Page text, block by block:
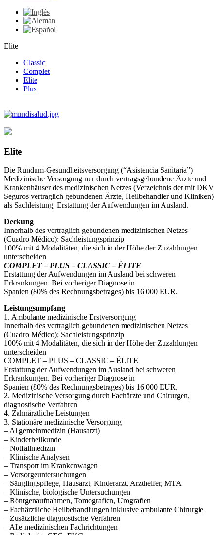
Elite
Classic
Complet
Elite
Plus
Elite
Die Rundum-Gesundheitsversorgung (“Asistencia Sanitaria”)
Medizinische Versorgung nur durch vertragsgebundene Ärzte und
Krankenhäuser des medizinischen Netzes (Verzeichnis der mit DKV
Seguros vertraglich gebundenen Ärzte, Heilbehandler und Kliniken)
als Sachleistung, Erstattung der Aufwendungen im Ausland.
Deckung
Innerhalb des vertraglich gebundenen medizinischen Netzes
(Cuadro Médico): Sachleistungsprinzip
100% mit 4 Modalitäten, die sich in der Höhe der Zuzahlungen
unterscheiden
COMPLET – PLUS – CLASSIC – ÉLITE
Erstattung der Aufwendungen im Ausland bei schweren
Erkrankungen. Bei vorheriger Diagnose in
Spanien (80% des Rechnungsbetrages) bis 16.000 EUR.
Leistungsumpfang
1. Ambulante medizinische Erstversorgung
Innerhalb des vertraglich gebundenen medizinischen Netzes
(Cuadro Médico): Sachleistungsprinzip
100% mit 4 Modalitäten, die sich in der Höhe der Zuzahlungen
unterscheiden
COMPLET – PLUS – CLASSIC – ÉLITE
Erstattung der Aufwendungen im Ausland bei schweren
Erkrankungen. Bei vorheriger Diagnose in
Spanien (80% des Rechnungsbetrages) bis 16.000 EUR.
2. Medizinische Versorgung durch Fachärzte und Chirurgen,
diagnostische Verfahren
4. Zahnärztliche Leistungen
3. Stationäre medizinische Versorgung
– Allgemeinmedizin (Hausarzt)
– Kinderheilkunde
– Notfallmedizin
– Klinische Analysen
– Transport im Krankenwagen
– Vorsorgeuntersuchungen
– Säuglingspflege, Hausarzt, Kinderarzt, Arzthelfer, MTA
– Klinische, biologische Untersuchungen
– Röntgenaufnahmen, Tomografien, Urografien
– Fachärztliche Heilbehandlungen inklusive ambulante Chirurgie
– Zusätzliche diagnostische Verfahren
– Alle medizinischen Fachrichtungen